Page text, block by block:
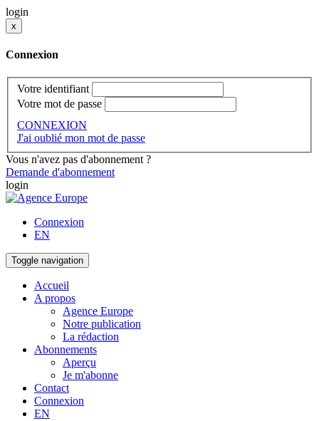
login
x
Connexion
Votre identifiant
Votre mot de passe
CONNEXION
J'ai oublié mon mot de passe
Vous n'avez pas d'abonnement ?
Demande d'abonnement
login
Connexion
EN
Toggle navigation
Accueil
A propos
Agence Europe
Notre publication
La rédaction
Abonnements
Aperçu
Je m'abonne
Contact
Connexion
EN